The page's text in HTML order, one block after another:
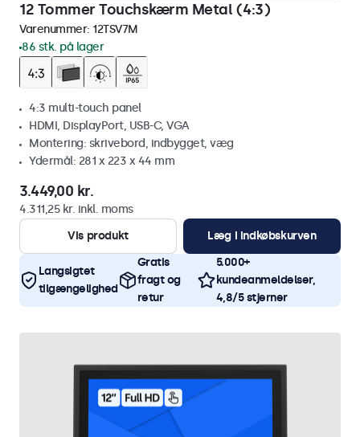
12 Tommer Touchskærm Metal (4:3)
Varenummer: 12TSV7M
86 stk. på lager
4:3 multi-touch panel
HDMI, DisplayPort, USB-C, VGA
Montering: skrivebord, indbygget, væg
Ydermål: 281 x 223 x 44 mm
3.449,00 kr.
4.311,25 kr. inkl. moms
Vis produkt
Læg i indkøbskurven
Langsigtet
tilgængelighed
Gratis
fragt og
retur
5.000+
kundeanmeldelser,
4,8/5 stjerner